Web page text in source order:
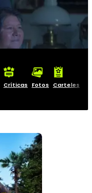
Críticas Fotos Carteles